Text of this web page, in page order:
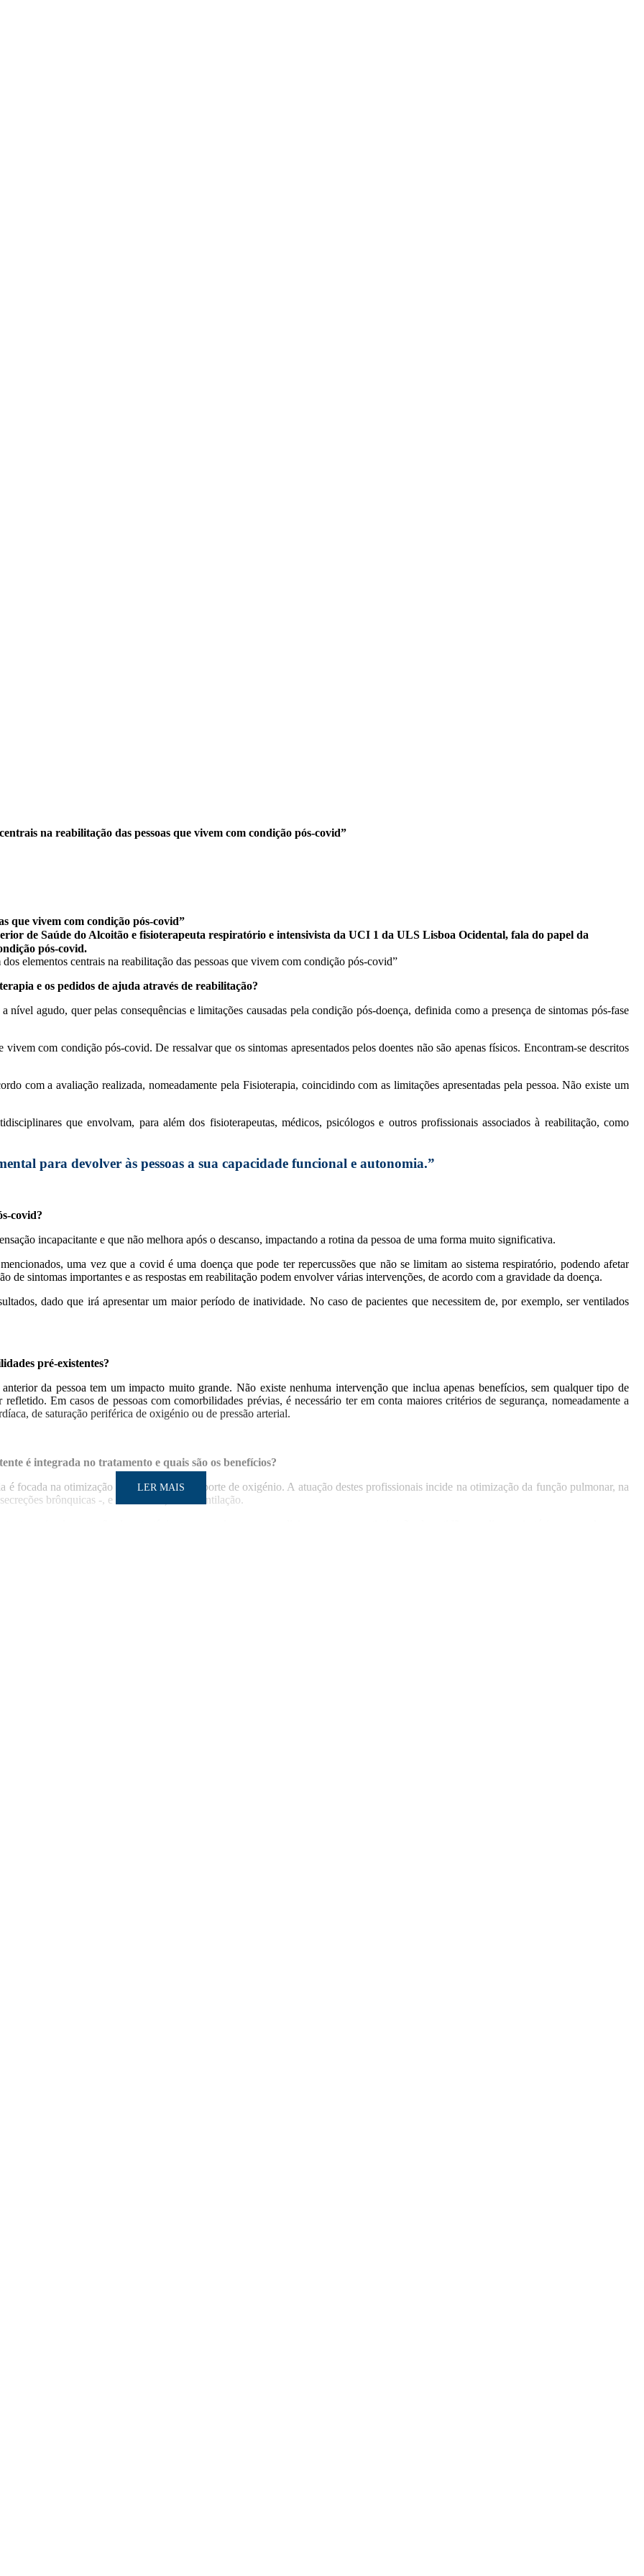
na reabilitação das pessoas que vivem com condição pós-covid”
que vivem com condição pós-covid”
de Saúde do Alcoitão e fisioterapeuta respiratório e intensivista da UCI 1 da ULS Lisboa Ocidental, fala do papel da
pós-covid.
e os pedidos de ajuda através de reabilitação?
agudo, quer pelas consequências e limitações causadas pela condição pós-doença, definida como a presença de sintomas pós-fase
com condição pós-covid. De ressalvar que os sintomas apresentados pelos doentes não são apenas físicos. Encontram-se descritos
com a avaliação realizada, nomeadamente pela Fisioterapia, coincidindo com as limitações apresentadas pela pessoa. Não existe um
que envolvam, para além dos fisioterapeutas, médicos, psicólogos e outros profissionais associados à reabilitação, como
para devolver às pessoas a sua capacidade funcional e autonomia.”
covid?
incapacitante e que não melhora após o descanso, impactando a rotina da pessoa de uma forma muito significativa.
uma vez que a covid é uma doença que pode ter repercussões que não se limitam ao sistema respiratório, podendo afetar
de sintomas importantes e as respostas em reabilitação podem envolver várias intervenções, de acordo com a gravidade da doença.
dado que irá apresentar um maior período de inatividade. No caso de pacientes que necessitem de, por exemplo, ser ventilados
pré-existentes?
da pessoa tem um impacto muito grande. Não existe nenhuma intervenção que inclua apenas benefícios, sem qualquer tipo de
Em casos de pessoas com comorbilidades prévias, é necessário ter em conta maiores critérios de segurança, nomeadamente a
de saturação periférica de oxigénio ou de pressão arterial.
é integrada no tratamento e quais são os benefícios?
focada na otimização do sistema de transporte de oxigénio. A atuação destes profissionais incide na otimização da função pulmonar, na
brônquicas -, e na otimização da ventilação.
de reabilitação?
avaliação das várias dimensões da função física, nomeadamente a capacidade aeróbia, o condicionamento físico e a força muscular
dos utentes, através da utilização regular de escalas e instrumentos.
a estratégias de intervenção que se revelaram eficazes para dar resposta às limitações apresentadas pelos doentes.
forma colaborativa, englobando a produção de conhecimento científico e integrando as pessoas que vivem com esta condição.
estudos que nos permitem dizê-lo concretamente, através do método científico e utilizando métricas
sexual e reprodutiva
no SNS
e cada profissional faz a diferença”
com nova regras do registo, alerta associação
níveis elevados de Lp(a), revela estudo
e representam um investimento sustentável para os sistemas de saúde”
negativo metastático em doentes não elegíveis para inibidores PD-(L)1
a controlar a hipertensão
LER MAIS